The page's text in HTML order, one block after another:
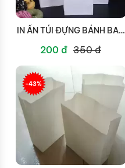
IN ẤN TÚI ĐỰNG BÁNH BAO
200 đ 350 đ
-43%